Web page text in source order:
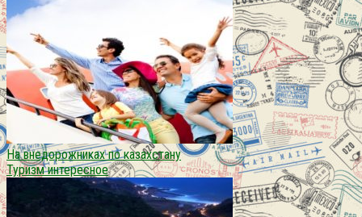
На внедорожниках по казахстану
Туризм интересное